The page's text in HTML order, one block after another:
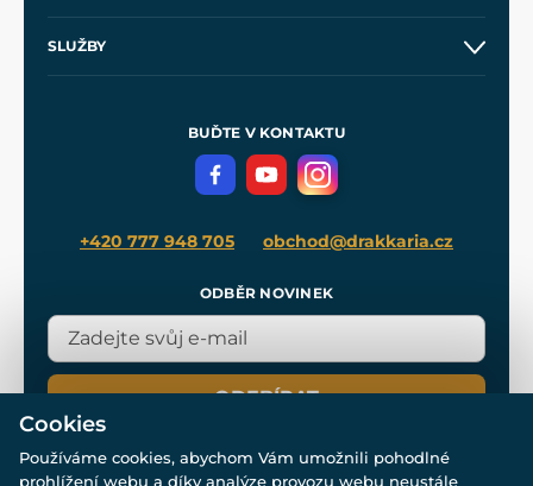
Velkoobchod
SLUŽBY
Meče pro Kingdom Come
BUĎTE V KONTAKTU
+420 777 948 705 obchod@drakkaria.cz
ODBĚR NOVINEK
ODEBÍRAT
Cookies
Používáme cookies, abychom Vám umožnili pohodlné
prohlížení webu a díky analýze provozu webu neustále